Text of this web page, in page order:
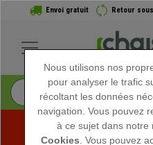
Envoi gratuit Retour
Nous utilisons nos
pour analyser le trafic
récoltant les données
navigation. Vous pouvez
à ce sujet dans notre
Cookies . Vous pouvez